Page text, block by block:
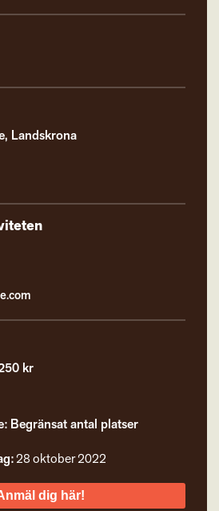
Landskrona
kr
Begränsat antal platser
28 oktober 2022
dig här!